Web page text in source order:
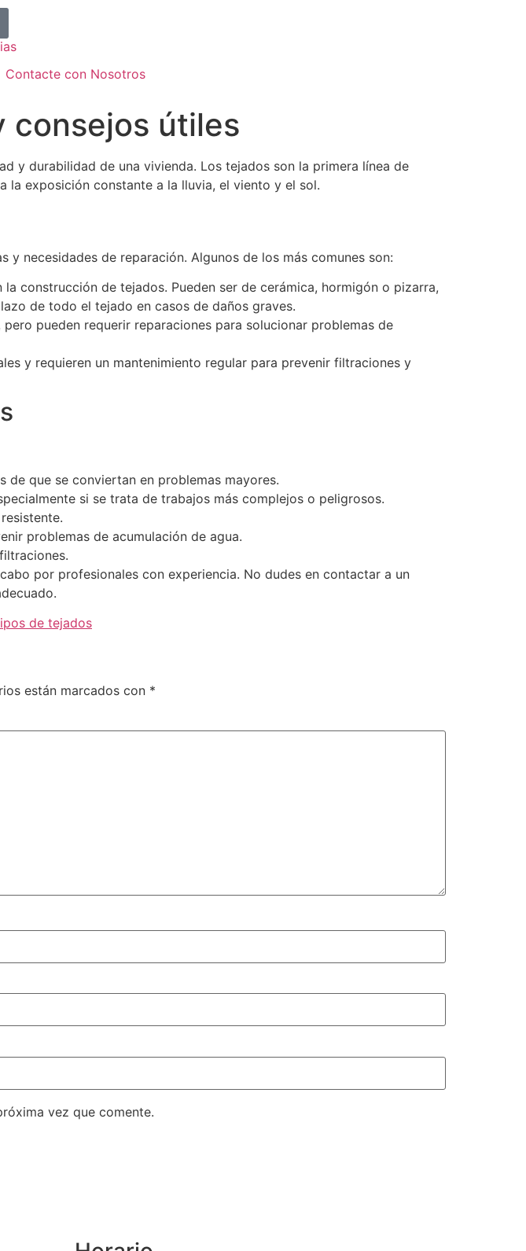
Contacte con Nosotros
consejos útiles
y durabilidad de una vivienda. Los tejados son la primera línea de
la exposición constante a la lluvia, el viento y el sol.
necesidades de reparación. Algunos de los más comunes son:
construcción de tejados. Pueden ser de cerámica, hormigón o pizarra,
de todo el tejado en casos de daños graves.
pueden requerir reparaciones para solucionar problemas de
y requieren un mantenimiento regular para prevenir filtraciones y
que se conviertan en problemas mayores.
si se trata de trabajos más complejos o peligrosos.
problemas de acumulación de agua.
por profesionales con experiencia. No dudes en contactar a un
de tejados
están marcados con *
vez que comente.